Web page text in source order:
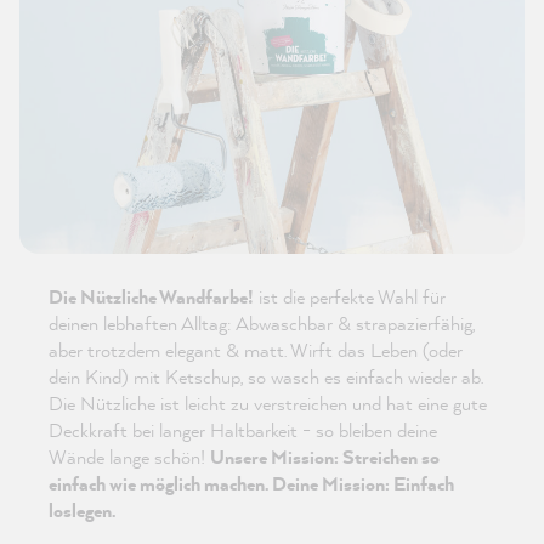
Die Nützliche Wandfarbe! ist die perfekte Wahl für
deinen lebhaften Alltag: Abwaschbar & strapazierfähig,
aber trotzdem elegant & matt. Wirft das Leben (oder
dein Kind) mit Ketschup, so wasch es einfach wieder ab.
Die Nützliche ist leicht zu verstreichen und hat eine gute
Deckkraft bei langer Haltbarkeit - so bleiben deine
Wände lange schön! Unsere Mission: Streichen so
einfach wie möglich machen. Deine Mission: Einfach
loslegen.